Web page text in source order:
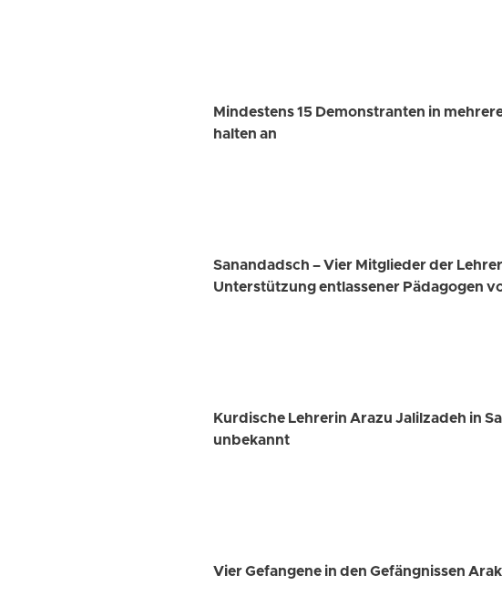
Mindestens 15 Demonstranten in
halten an
Sanandadsch – Vier Mitglieder der
Unterstützung entlassener Pädagogen
Kurdische Lehrerin Arazu Jalilzadeh in
unbekannt
Vier Gefangene in den Gefängnissen